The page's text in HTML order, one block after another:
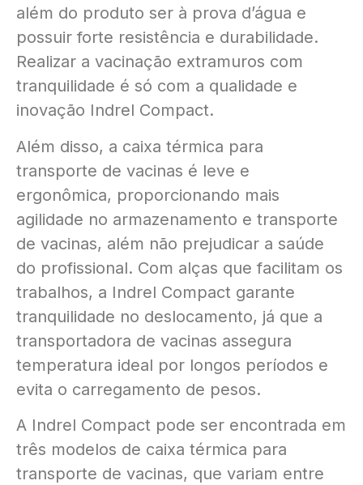
além do produto ser à prova d’água e
possuir forte resistência e durabilidade.
Realizar a vacinação extramuros com
tranquilidade é só com a qualidade e
inovação Indrel Compact.
Além disso, a caixa térmica para
transporte de vacinas é leve e
ergonômica, proporcionando mais
agilidade no armazenamento e transporte
de vacinas, além não prejudicar a saúde
do profissional. Com alças que facilitam os
trabalhos, a Indrel Compact garante
tranquilidade no deslocamento, já que a
transportadora de vacinas assegura
temperatura ideal por longos períodos e
evita o carregamento de pesos.
A Indrel Compact pode ser encontrada em
três modelos de caixa térmica para
transporte de vacinas, que variam entre